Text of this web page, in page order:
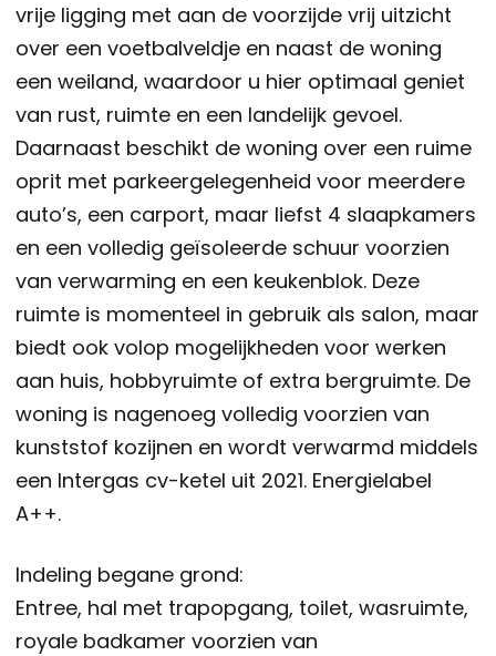
vrije ligging met aan de voorzijde vrij uitzicht
over een voetbalveldje en naast de woning
een weiland, waardoor u hier optimaal geniet
van rust, ruimte en een landelijk gevoel.
Daarnaast beschikt de woning over een ruime
oprit met parkeergelegenheid voor meerdere
auto’s, een carport, maar liefst 4 slaapkamers
en een volledig geïsoleerde schuur voorzien
van verwarming en een keukenblok. Deze
ruimte is momenteel in gebruik als salon, maar
biedt ook volop mogelijkheden voor werken
aan huis, hobbyruimte of extra bergruimte. De
woning is nagenoeg volledig voorzien van
kunststof kozijnen en wordt verwarmd middels
een Intergas cv-ketel uit 2021. Energielabel
A++.
Indeling begane grond:
Entree, hal met trapopgang, toilet, wasruimte,
royale badkamer voorzien van